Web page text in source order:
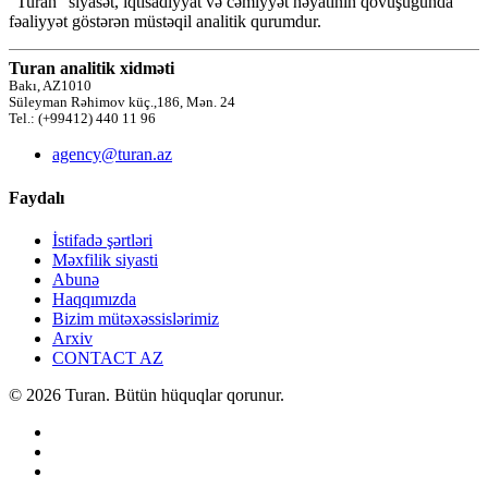
fəaliyyət göstərən müstəqil analitik qurumdur.
Turan analitik xidməti
Bakı, AZ1010
Süleyman Rəhimov küç.,186, Mən. 24
Tel.: (+99412) 440 11 96
agency@turan.az
Faydalı
İstifadə şərtləri
Məxfilik siyasti
Abunə
Haqqımızda
Bizim mütəxəssislərimiz
Arxiv
CONTACT AZ
© 2026 Turan. Bütün hüquqlar qorunur.